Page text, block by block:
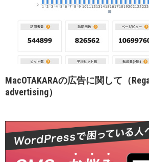
MacOTAKARAの広告に関して（
advertising）